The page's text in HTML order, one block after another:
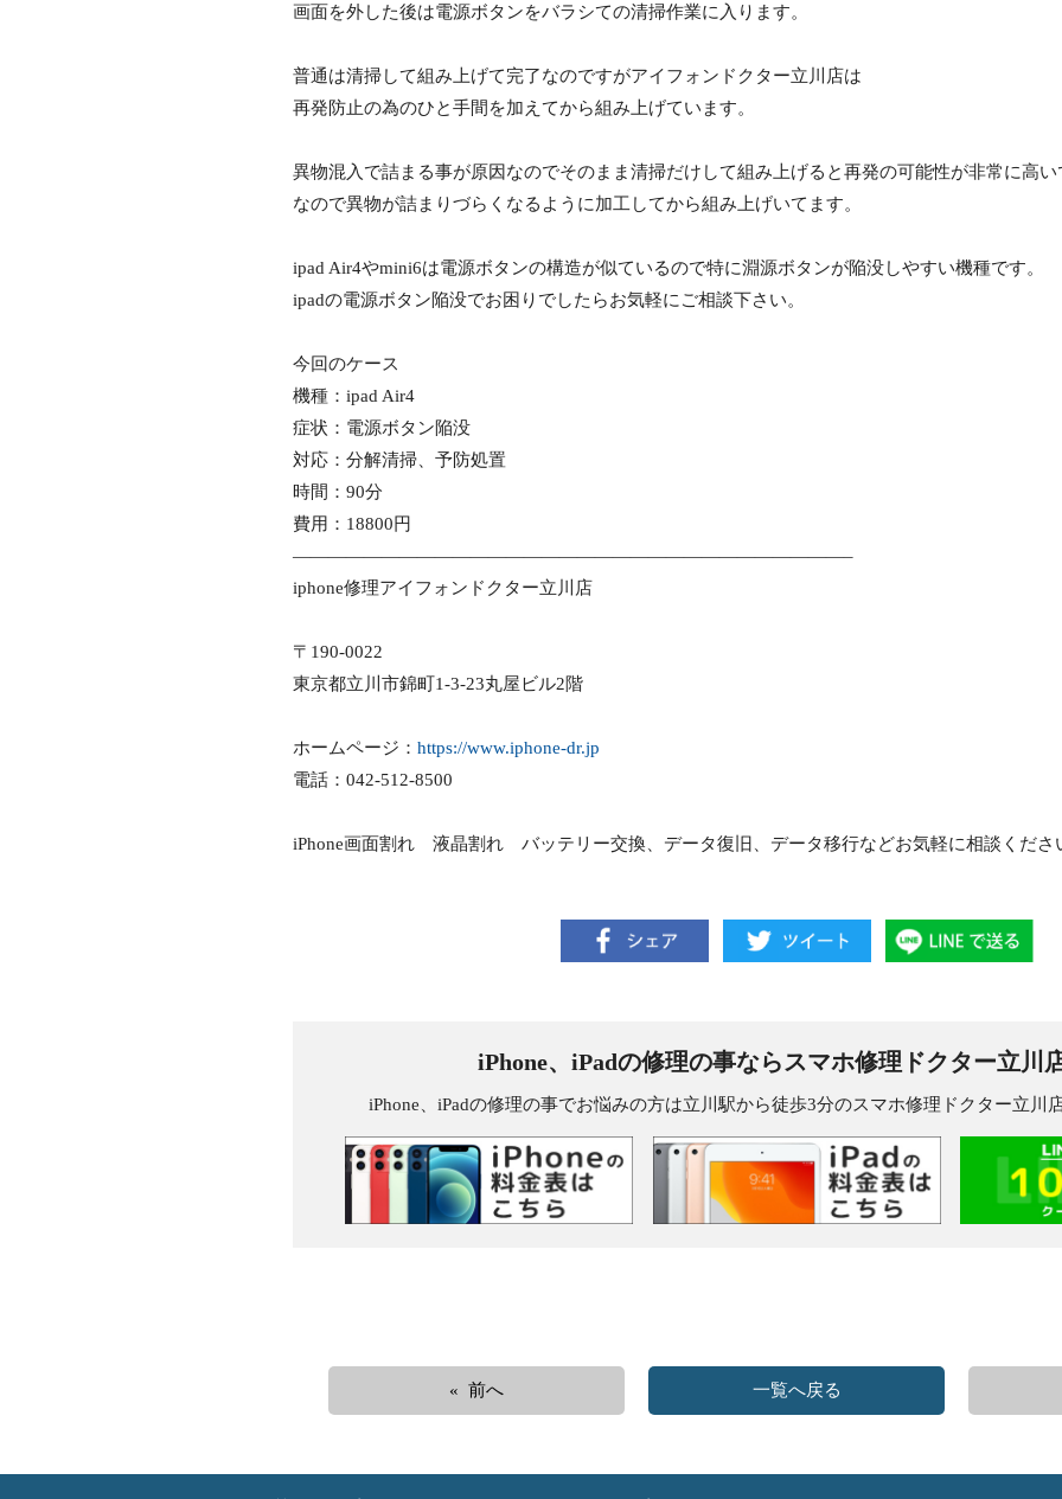
画面を外した後は電源ボタンをバラシての清掃作業に入ります。
普通は清掃して組み上げて完了なのですがアイフォンドクター立川店は
再発防止の為のひと手間を加えてから組み上げています。
異物混入で詰まる事が原因なのでそのまま清掃だけして組み上げると再発の可能性が非常に高い
なので異物が詰まりづらくなるように加工してから組み上げいてます。
ipad Air4やmini6は電源ボタンの構造が似ているので特に淵源ボタンが陥没しやすい機種です。
ipadの電源ボタン陥没でお困りでしたらお気軽にご相談下さい。
今回のケース
機種：ipad Air4
症状：電源ボタン陥没
対応：分解清掃、予防処置
時間：90分
費用：18800円
———————————————————————————————–
iphone修理アイフォンドクター立川店
〒190-0022
東京都立川市錦町1-3-23丸屋ビル2階
ホームページ： https://www.iphone-dr.jp
電話：042-512-8500
iPhone画面割れ 液晶割れ バッテリー交換、データ復旧、データ移行などお気軽に相談くださ
iPhone、iPadの修理の事ならスマホ修理ドクター立川
iPhone、iPadの修理の事でお悩みの方は立川駅から徒歩3分のスマホ修理ドクター立川
« 前へ 一覧へ戻る